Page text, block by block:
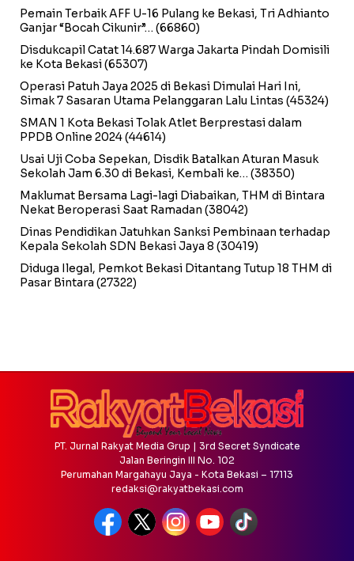
Pemain Terbaik AFF U-16 Pulang ke Bekasi, Tri Adhianto
Ganjar “Bocah Cikunir”… (66860)
Disdukcapil Catat 14.687 Warga Jakarta Pindah Domisili
ke Kota Bekasi(65307)
Operasi Patuh Jaya 2025 di Bekasi Dimulai Hari Ini,
Simak 7 Sasaran Utama Pelanggaran Lalu Lintas (45324)
SMAN 1 Kota Bekasi Tolak Atlet Berprestasi dalam
PPDB Online 2024(44614)
Usai Uji Coba Sepekan, Disdik Batalkan Aturan Masuk
Sekolah Jam 6.30 di Bekasi, Kembali ke… (38350)
Maklumat Bersama Lagi-lagi Diabaikan, THM di Bintara
Nekat Beroperasi Saat Ramadan (38042)
Dinas Pendidikan Jatuhkan Sanksi Pembinaan terhadap
Kepala Sekolah SDN Bekasi Jaya 8 (30419)
Diduga Ilegal, Pemkot Bekasi Ditantang Tutup 18 THM di
Pasar Bintara (27322)
PT. Jurnal Rakyat Media Grup | 3rd Secret Syndicate
Jalan Beringin III No. 102
Perumahan Margahayu Jaya - Kota Bekasi – 17113
redaksi@rakyatbekasi.com